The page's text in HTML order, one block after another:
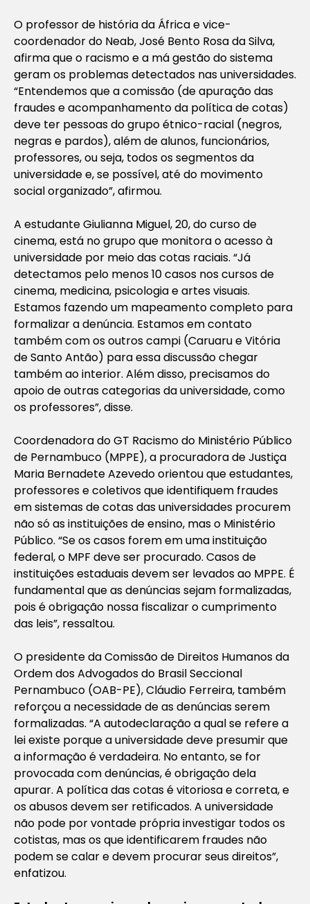
O professor de história da África e vice-
coordenador do Neab, José Bento Rosa da Silva,
afirma que o racismo e a má gestão do sistema
geram os problemas detectados nas universidades.
“Entendemos que a comissão (de apuração das
fraudes e acompanhamento da política de cotas)
deve ter pessoas do grupo étnico-racial (negros,
negras e pardos), além de alunos, funcionários,
professores, ou seja, todos os segmentos da
universidade e, se possível, até do movimento
social organizado”, afirmou.
A estudante Giulianna Miguel, 20, do curso de
cinema, está no grupo que monitora o acesso à
universidade por meio das cotas raciais. “Já
detectamos pelo menos 10 casos nos cursos de
cinema, medicina, psicologia e artes visuais.
Estamos fazendo um mapeamento completo para
formalizar a denúncia. Estamos em contato
também com os outros campi (Caruaru e Vitória
de Santo Antão) para essa discussão chegar
também ao interior. Além disso, precisamos do
apoio de outras categorias da universidade, como
os professores”, disse.
Coordenadora do GT Racismo do Ministério Público
de Pernambuco (MPPE), a procuradora de Justiça
Maria Bernadete Azevedo orientou que estudantes,
professores e coletivos que identifiquem fraudes
em sistemas de cotas das universidades procurem
não só as instituições de ensino, mas o Ministério
Público. “Se os casos forem em uma instituição
federal, o MPF deve ser procurado. Casos de
instituições estaduais devem ser levados ao MPPE. É
fundamental que as denúncias sejam formalizadas,
pois é obrigação nossa fiscalizar o cumprimento
das leis”, ressaltou.
O presidente da Comissão de Direitos Humanos da
Ordem dos Advogados do Brasil Seccional
Pernambuco (OAB-PE), Cláudio Ferreira, também
reforçou a necessidade de as denúncias serem
formalizadas. “A autodeclaração a qual se refere a
lei existe porque a universidade deve presumir que
a informação é verdadeira. No entanto, se for
provocada com denúncias, é obrigação dela
apurar. A política das cotas é vitoriosa e correta, e
os abusos devem ser retificados. A universidade
não pode por vontade própria investigar todos os
cotistas, mas os que identificarem fraudes não
podem se calar e devem procurar seus direitos”,
enfatizou.